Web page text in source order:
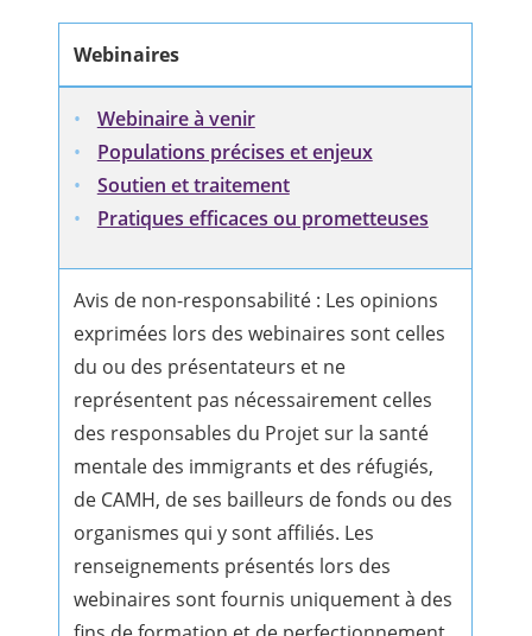
Webinaires
Webinaire à venir
Populations précises et enjeux
Soutien et traitement
Pratiques efficaces ou prometteuses
Avis de non-responsabilité : Les opinions
exprimées lors des webinaires sont celles
du ou des présentateurs et ne
représentent pas nécessairement celles
des responsables du Projet sur la santé
mentale des immigrants et des réfugiés,
de CAMH, de ses bailleurs de fonds ou des
organismes qui y sont affiliés. Les
renseignements présentés lors des
webinaires sont fournis uniquement à des